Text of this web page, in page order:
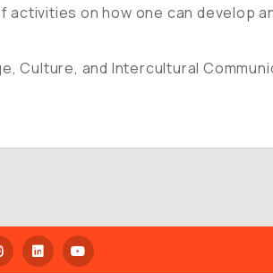
on how one can develop
Culture, and Intercultural